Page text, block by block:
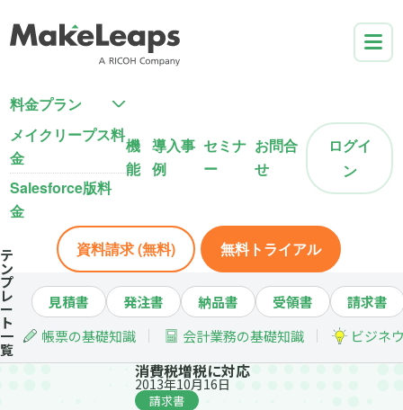
料金プラン
メイクリープス料
金
Salesforce版料
金
機
能
導入事
例
セミナ
ー
お問合
せ
ログイ
ン
資料請求 (無料) 無料トライアル
テ
ン
プ
レ
ー
ト
一
覧
見積書 発注書 納品書 受領書
請求書
帳票の基礎知識
会計業務の基礎知識 ビジネ
消費税増税に対応
2013年10月16日
請求書